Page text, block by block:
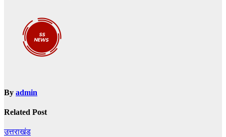
By admin
Related Post
उत्तराखंड